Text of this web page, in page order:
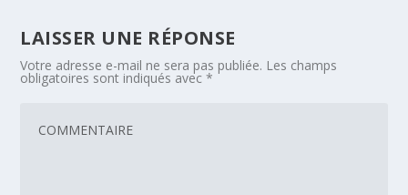
LAISSER UNE RÉPONSE
Votre adresse e-mail ne sera pas publiée. Les champs
obligatoires sont indiqués avec*